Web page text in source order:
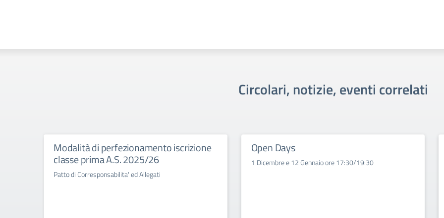
Circolari, notizie, eventi correlati
Modalità di perfezionamento iscrizione
classe prima A.S. 2025/26
Patto di Corresponsabilita' ed Allegati
Open Days
1 Dicembre e 12 Gennaio ore 17:30/19:30